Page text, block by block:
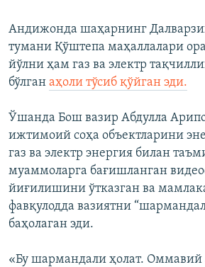
Андижонда шаҳарнинг
тумани Қўштепа маҳаллалари
йўлни ҳам газ ва электр
бўлган аҳоли тўсиб қўйган эди.
Ўшанда Бош вазир Абдулла
ижтимоий соҳа объектларини
газ ва электр энергия билан
муаммоларга бағишланган
йиғилишини ўтказган ва
фавқулодда вазиятни
баҳолаган эди.
«Бу шармандали ҳолат. Оммавий